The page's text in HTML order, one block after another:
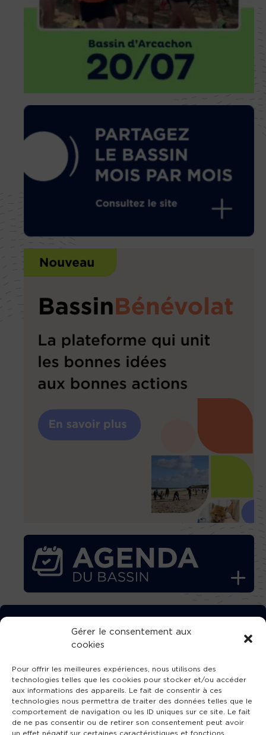
Gérer le consentement aux
cookies
Pour offrir les meilleures expériences, nous utilisons des
technologies telles que les cookies pour stocker et/ou accéder
aux informations des appareils. Le fait de consentir à ces
technologies nous permettra de traiter des données telles que le
comportement de navigation ou les ID uniques sur ce site. Le fait
de ne pas consentir ou de retirer son consentement peut avoir
un effet négatif sur certaines caractéristiques et fonctions.
TÉLÉCHARGEZ GRATUITEMENT
L’APPLICATION TVBA !
SUIVEZ-NOUS !